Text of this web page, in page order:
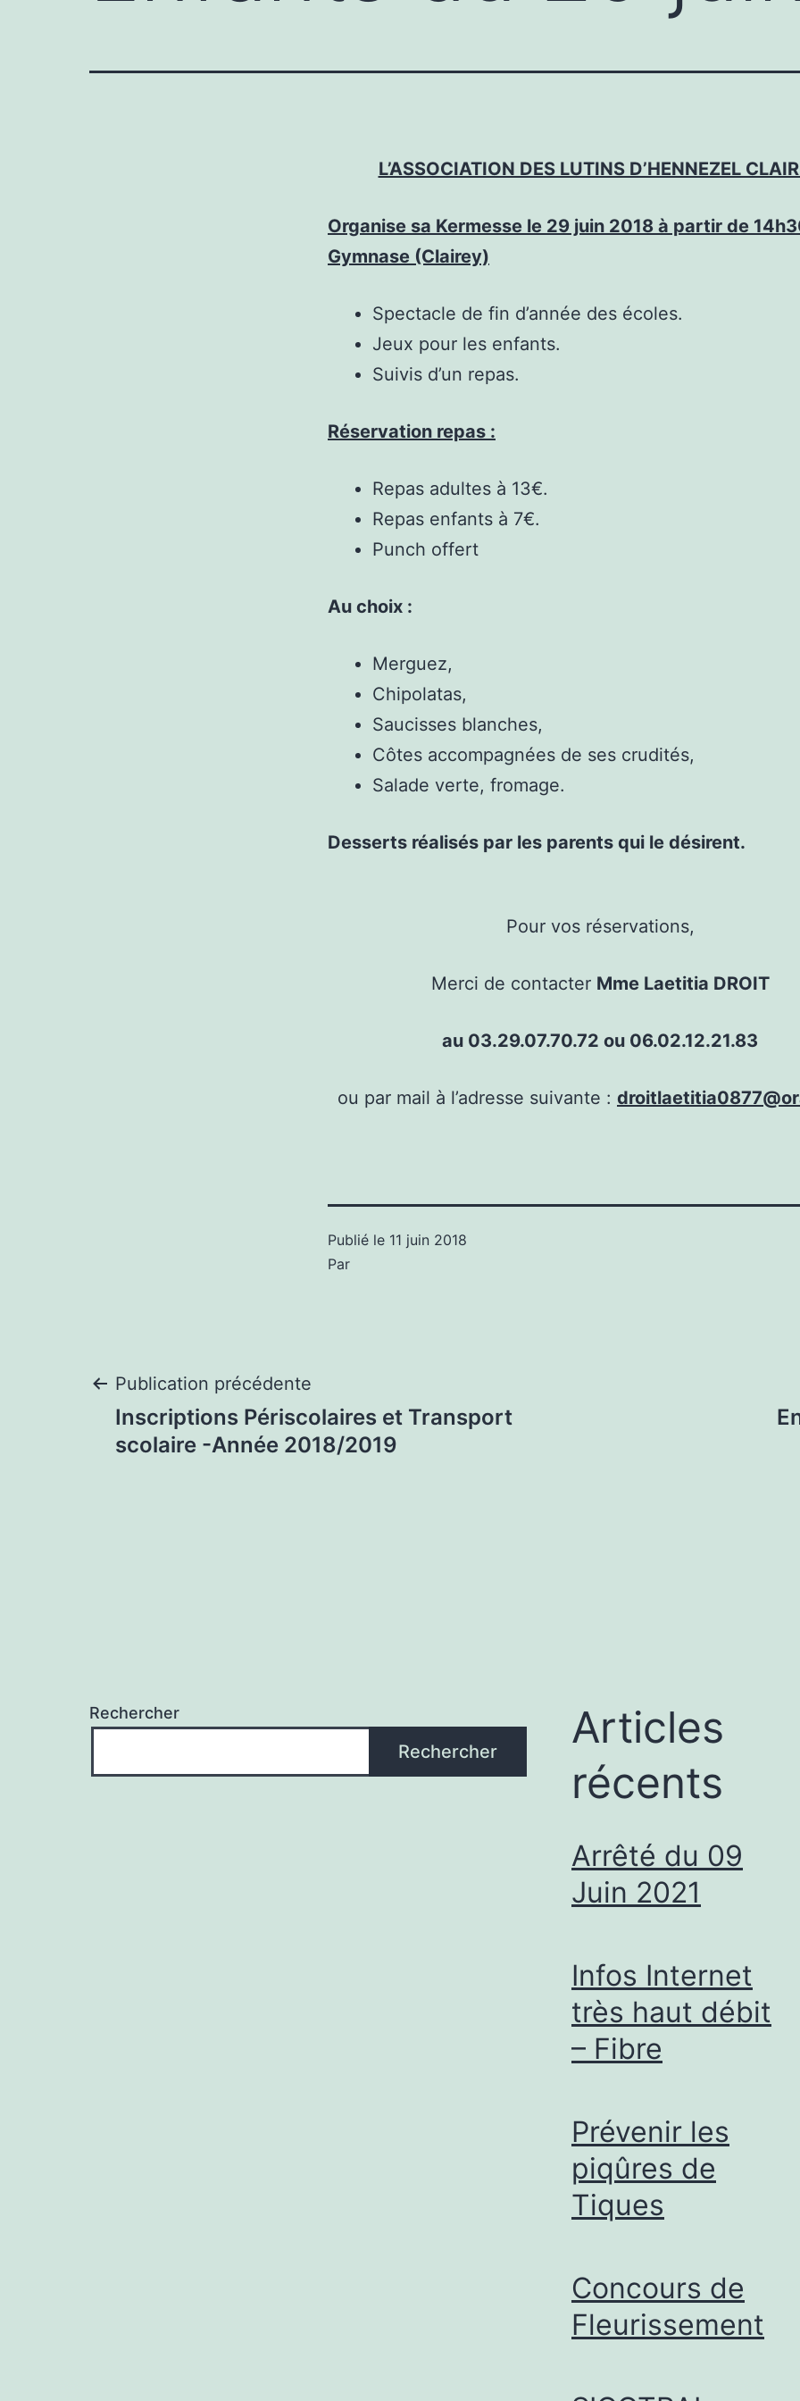
L’ASSOCIATION DES LUTINS D’HENNEZEL
Organise sa Kermesse le 29 juin 2018 à partir de
Gymnase (Clairey)
Spectacle de fin d’année des écoles.
Jeux pour les enfants.
Suivis d’un repas.
Réservation repas :
Repas adultes à 13€.
Repas enfants à 7€.
Punch offert
Au choix :
Merguez,
Chipolatas,
Saucisses blanches,
Côtes accompagnées de ses crudités,
Salade verte, fromage.
Desserts réalisés par les parents qui le désirent.
Pour vos réservations,
Merci de contacter Mme Laetitia DROIT
au 03.29.07.70.72 ou 06.02.12.21.83
ou par mail à l’adresse suivante :
Publié le 11 juin 2018
Par
Navigation
de
Publication précédente
Inscriptions Périscolaires et Transport
scolaire -Année 2018/2019
Rechercher
Rechercher
Articles
récents
Arrêté du 09
Juin 2021
Infos Internet
très haut débit
– Fibre
Prévenir les
piqûres de
Tiques
Concours de
Fleurissement